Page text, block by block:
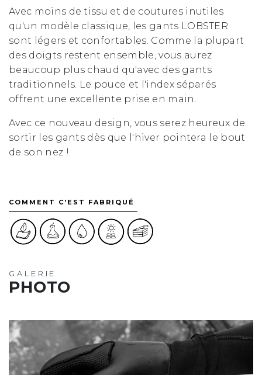
Avec moins de tissu et de coutures inutiles
qu'un modèle classique, les gants LOBSTER
sont légers et confortables. Comme la plupart
des doigts restent ensemble, vous aurez
beaucoup plus chaud qu'avec des gants
traditionnels. Le pouce et l'index séparés
offrent une excellente prise en main.
Avec ce nouveau design, vous serez heureux de
sortir les gants dès que l'hiver pointera le bout
de son nez !
COMMENT C'EST FABRIQUÉ
GALERIE
PHOTO